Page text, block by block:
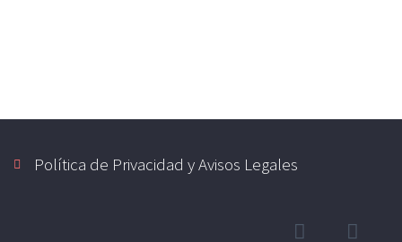
Política de Privacidad y Avisos Legales